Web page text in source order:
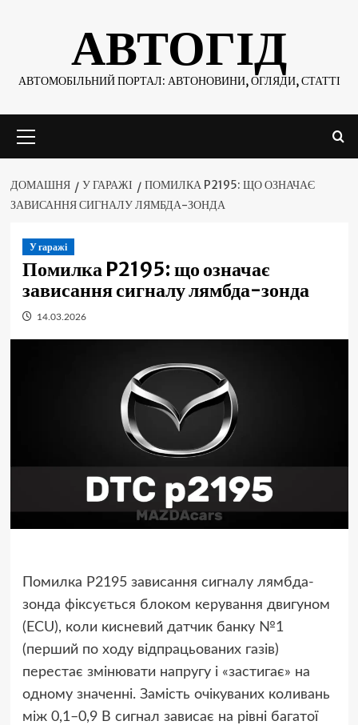
АВТОГІД
АВТОМОБІЛЬНИЙ ПОРТАЛ: АВТОНОВИНИ, ОГЛЯДИ, СТАТТІ
меню
ДОМАШНЯ У ГАРАЖІ
ПОМИЛКА P2195: ЩО ОЗНАЧАЄ
ЗАВИСАННЯ СИГНАЛУ ЛЯМБДА-ЗОНДА
У гаражі
Помилка P2195: що означає
зависання сигналу лямбда-зонда
14.03.2026
Помилка P2195 зависання сигналу лямбда-
зонда фіксується блоком керування двигуном
(ECU), коли кисневий датчик банку №1
(перший по ходу відпрацьованих газів)
перестає змінювати напругу і «застигає» на
одному значенні. Замість очікуваних коливань
між 0,1–0,9 В сигнал зависає на рівні багатої